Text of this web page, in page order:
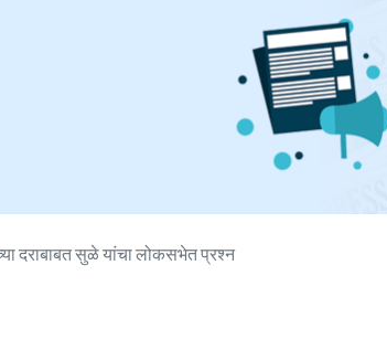
दराबाबत सुळे यांचा लोकसभेत प्रश्न